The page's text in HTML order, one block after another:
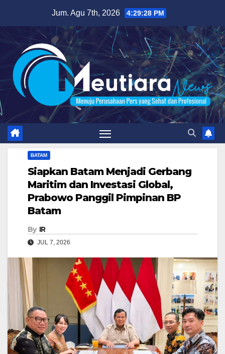
content
Jum. Agu 7th, 2026 4:29:29 PM
BATAM
Siapkan Batam Menjadi Gerbang
Maritim dan Investasi Global,
Prabowo Panggil Pimpinan BP
Batam
By IR
JUL 7, 2026